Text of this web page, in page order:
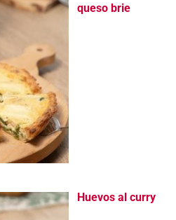
queso brie
Huevos al curry